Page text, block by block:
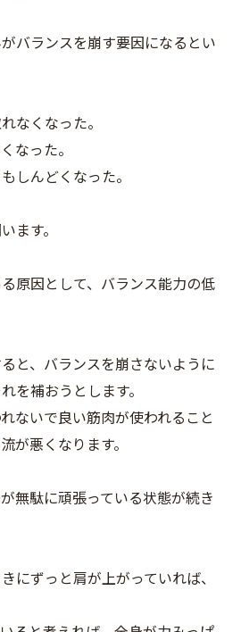
バランスを崩す要因になるとい
なくなった。
なった。
しんどくなった。
ます。
原因として、バランス能力の低
と、バランスを崩さないように
を補おうとします。
ないで良い筋肉が使われること
が悪くなります。
無駄に頑張っている状態が続き
にずっと肩が上がっていれば、